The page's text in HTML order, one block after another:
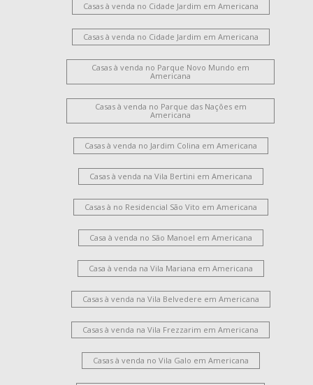
Casas à venda no Cidade Jardim em Americana
Casas à venda no Cidade Jardim em Americana
Casas à venda no Parque Novo Mundo em
Americana
Casas à venda no Parque das Nações em
Americana
Casas à venda no Jardim Colina em Americana
Casas à venda na Vila Bertini em Americana
Casas à no Residencial São Vito em Americana
Casa à venda no São Manoel em Americana
Casa à venda na Vila Mariana em Americana
Casas à venda na Vila Belvedere em Americana
Casas à venda na Vila Frezzarim em Americana
Casas à venda no Vila Galo em Americana